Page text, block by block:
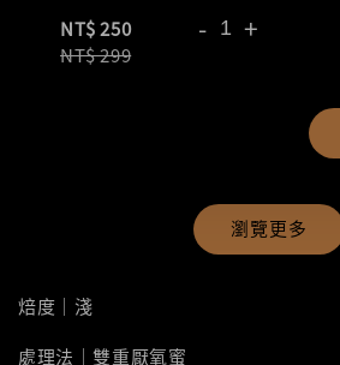
NT$ 250
NT$ 299
- +
瀏覽更多
焙度｜淺
處理法｜雙重厭氧蜜